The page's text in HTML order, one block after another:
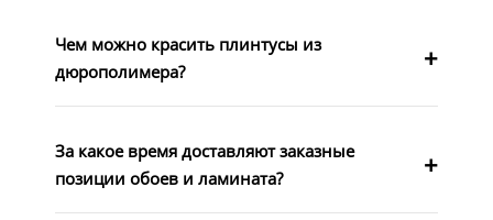
Чем можно красить плинтусы из
дюрополимера?
За какое время доставляют заказные
позиции обоев и ламината?